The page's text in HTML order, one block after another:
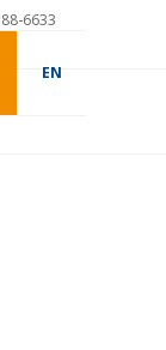
6633
EN